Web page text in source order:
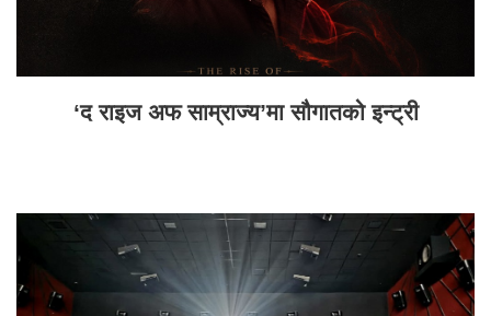
‘द राइज अफ साम्राज्य’मा सौगातको इन्ट्री